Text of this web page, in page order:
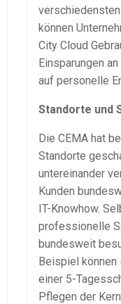
können
City Cloud
Einsparungen
auf personelle
Standorte und
Die CEMA hat
Standorte
untereinander
Kunden
IT-Knowhow.
professionelle
bundesweit
Beispiel können
einer 5-
Pflegen der